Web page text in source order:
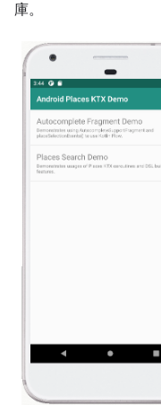
庫。